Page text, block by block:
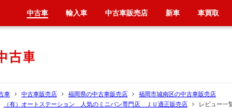
車 中古車販売店 福岡県の中古車販売店
福岡市城南区の中古車販売店
（有）オートステーション 人気のミニバン専門店 ＪＵ適正販売店
レビュー一
中古車 輸入車 中古車販売店 新車 車買取